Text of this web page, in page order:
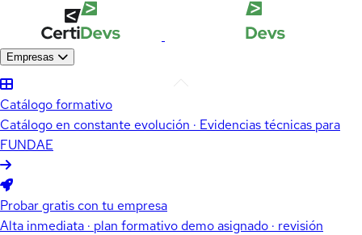
Empresas
Catálogo formativo
Catálogo en constante evolución · Evidencias técnicas para
FUNDAE
Probar gratis con tu empresa
Alta inmediata · plan formativo demo asignado · revisión